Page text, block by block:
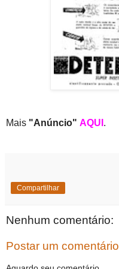
Mais "Anúncio" AQUI .
Compartilhar
Nenhum comentário:
Postar um comentário